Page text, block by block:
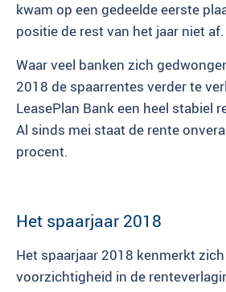
kwam op een gedeelde eerste
positie de rest van het jaar niet af.
Waar veel banken zich
2018 de spaarrentes verder te
LeasePlan Bank een heel stabiel
Al sinds mei staat de rente
procent.
Het spaarjaar 2018
Het spaarjaar 2018 kenmerkt
voorzichtigheid in de